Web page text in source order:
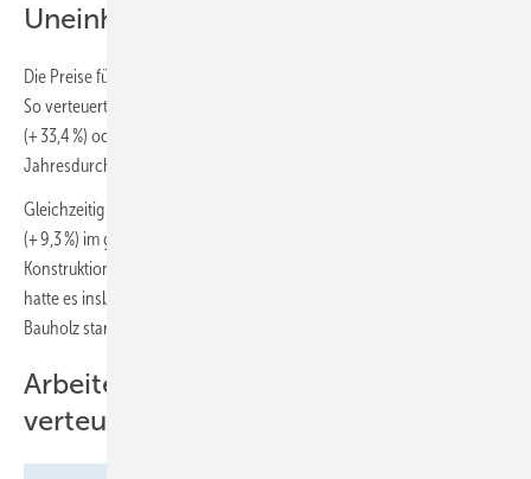
Uneinheitliche Entwicklung bei Holz
Die Preise für Baumaterialien aus Holz entwickelten sich uneinheitlich.
So verteuerten sich HDF-Faserplatten (+ 46,0 %), Spanplatten
(+ 33,4 %) oder Fenster- und Türrahmen aus Holz (+ 24,4 %) im
Jahresdurchschnitt 2022 gegenüber dem Vorjahr deutlich.
Gleichzeitig stiegen die Preise für Bauholz (+ 1,3 %) oder Dachlatten
(+ 9,3 %) im gleichen Zeitraum unterdurchschnittlich. Die Preise für
Konstruktionsvollholz gingen sogar um 11,9 % zurück. Im Jahr 2021
hatte es insbesondere bei Konstruktionsvollholz, Dachlatten und
Bauholz starke Preissteigerungen gegeben.
Arbeiten am Bau ebenfalls deutlich
verteuert